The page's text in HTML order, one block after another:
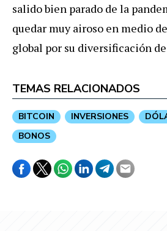
salido bien parado de la
quedar muy airoso en medio
global por su diversificación
TEMAS RELACIONADOS
BITCOIN INVERSIONES
BONOS